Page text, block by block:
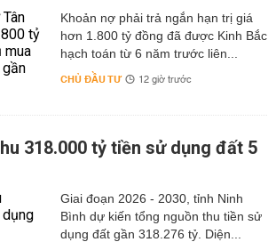
hơn 1.800 tỷ đồng đã được Kinh Bắc
hạch toán từ 6 năm trước liên...
CHỦ ĐẦU TƯ 12 giờ trước
318.000 tỷ tiền sử dụng đất 5
Giai đoạn 2026 - 2030, tỉnh Ninh
Bình dự kiến tổng nguồn thu tiền sử
dụng đất gần 318.276 tỷ. Diện...